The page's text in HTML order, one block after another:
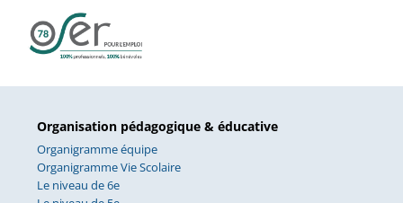
Organisation pédagogique & éducative
Organigramme équipe
Organigramme Vie Scolaire
Le niveau de 6e